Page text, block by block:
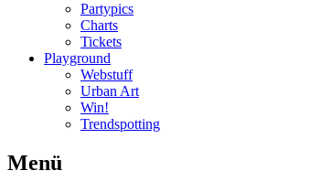
Partypics
Charts
Tickets
Playground
Webstuff
Urban Art
Win!
Trendspotting
Menü